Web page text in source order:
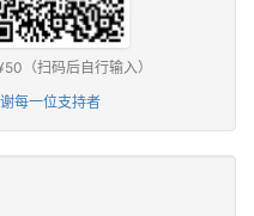
（扫码后自行输入）
每一位支持者